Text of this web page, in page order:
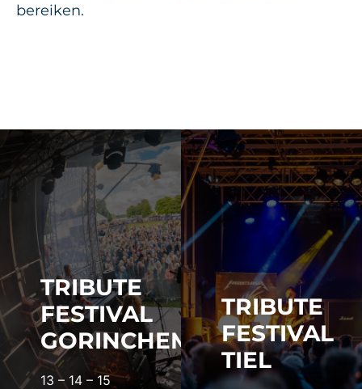
bereiken.
TRIBUTE
FESTIVAL
GORINCHEM
13 – 14 – 15
TRIBUTE
FESTIVAL
TIEL